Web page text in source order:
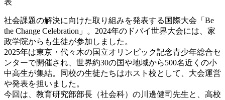
表
社会課題の解決に向けた取り組みを発表する国際大会「Be
the Change Celebration」。2024年のドバイ世界大会には、家
政学院からも生徒が参加しました。
2025年は東京・代々木の国立オリンピック記念青少年総合セ
ンターで開催され、世界約30の国や地域から500名近くの小
中高生が集結。同校の生徒たちはホスト校として、大会運営
や発表を担いました。
今回は、教育研究部部長（社会科）の川邊健司先生と、高校